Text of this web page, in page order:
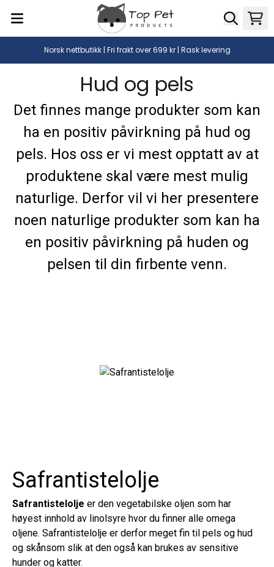
Hopp til innhold
Norsk nettbutikk | Fri frakt over 699 kr | Rask levering
Hud og pels
Det finnes mange produkter som kan
ha en positiv påvirkning på hud og
pels. Hos oss er vi mest opptatt av at
produktene skal være mest mulig
naturlige. Derfor vil vi her presentere
noen naturlige produkter som kan ha
en positiv påvirkning på huden og
pelsen til din firbente venn.
Safrantistelolje
Safrantistelolje er den vegetabilske oljen som har
høyest innhold av linolsyre hvor du finner alle omega
oljene. Safrantistelolje er derfor meget fin til pels og hud
og skånsom slik at den også kan brukes av sensitive
hunder og katter.